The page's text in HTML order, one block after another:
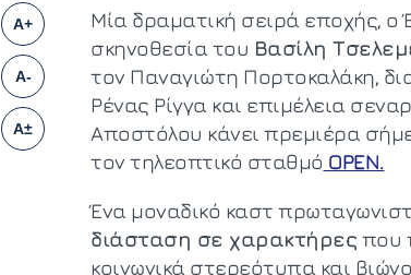
A+
A-
A±
Mία δραματική σειρά εποχής,
σκηνοθεσία του Βασίλη
τον Παναγιώτη Πορτοκαλάκη,
Ρένας Ρίγγα και επιμέλεια
Αποστόλου κάνει πρεμιέρα
τον τηλεοπτικό σταθμό OPEN.
Ένα μοναδικό καστ
διάσταση σε χαρακτήρες που
κοινωνικά στερεότυπα και